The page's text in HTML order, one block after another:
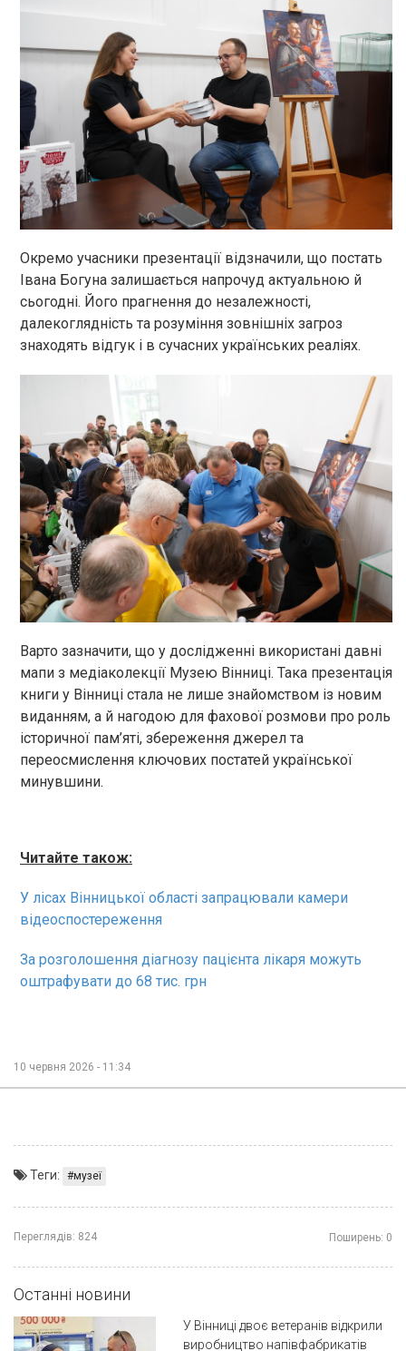
Окремо учасники презентації відзначили, що постать
Івана Богуна залишається напрочуд актуальною й
сьогодні. Його прагнення до незалежності,
далекоглядність та розуміння зовнішніх загроз
знаходять відгук і в сучасних українських реаліях.
Варто зазначити, що у дослідженні використані давні
мапи з медіаколекції Музею Вінниці. Така презентація
книги у Вінниці стала не лише знайомством із новим
виданням, а й нагодою для фахової розмови про роль
історичної пам’яті, збереження джерел та
переосмислення ключових постатей української
минувшини.
Читайте також:
У лісах Вінницької області запрацювали камери
відеоспостереження
За розголошення діагнозу пацієнта лікаря можуть
оштрафувати до 68 тис. грн
10 червня 2026 - 11:34
Теги: музеї
Переглядів: 824 Поширень: 0
Останні новини
У Вінниці двоє ветеранів відкрили
виробництво напівфабрикатів